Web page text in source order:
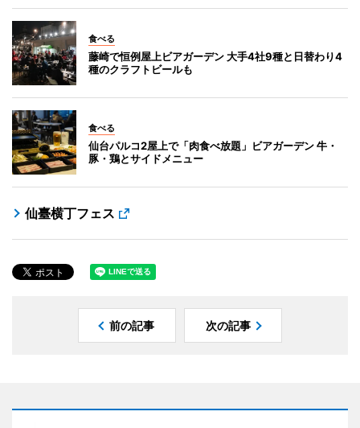
食べる
藤崎で恒例屋上ビアガーデン 大手4社9種と日替わり4
種のクラフトビールも
食べる
仙台パルコ2屋上で「肉食べ放題」ビアガーデン 牛・
豚・鶏とサイドメニュー
仙臺横丁フェス
前の記事 次の記事